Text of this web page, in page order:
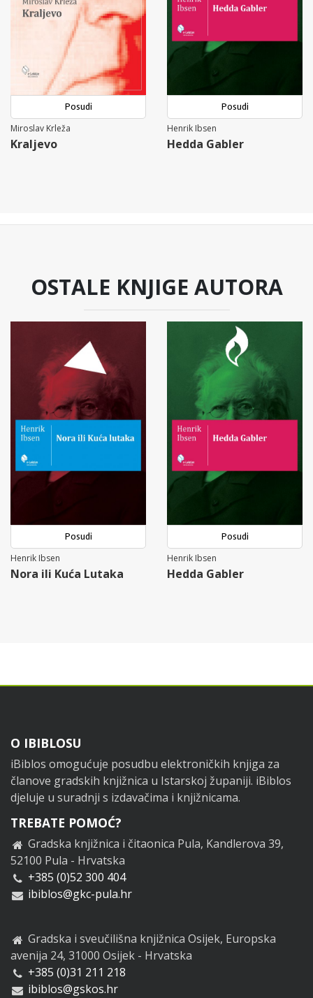
Posudi
Miroslav Krleža
Kraljevo
Posudi
Henrik Ibsen
Hedda Gabler
OSTALE KNJIGE AUTORA
Posudi
Henrik Ibsen
Nora ili Kuća Lutaka
Posudi
Henrik Ibsen
Hedda Gabler
Footer
O IBIBLOSU
iBiblos omogućuje posudbu elektroničkih knjiga za
članove gradskih knjižnica u Istarskoj županiji. iBiblos
djeluje u suradnji s izdavačima i knjižnicama.
TREBATE POMOĆ?
Gradska knjižnica i čitaonica Pula, Kandlerova 39,
52100 Pula - Hrvatska
+385 (0)52 300 404
ibiblos@gkc-pula.hr
Gradska i sveučilišna knjižnica Osijek, Europska
avenija 24, 31000 Osijek - Hrvatska
+385 (0)31 211 218
ibiblos@gskos.hr